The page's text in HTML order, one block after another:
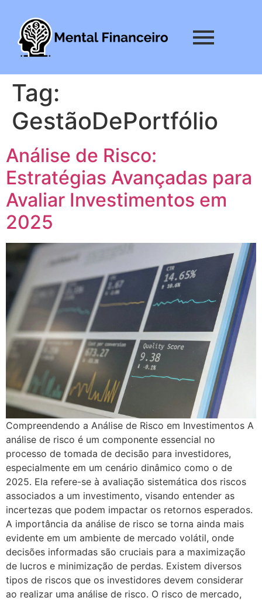
Tag:
GestãoDePortfólio
Análise de Risco:
Estratégias Avançadas para
Avaliar Investimentos em
2025
Compreendendo a Análise de Risco em Investimentos A
análise de risco é um componente essencial no
processo de tomada de decisão para investidores,
especialmente em um cenário dinâmico como o de
2025. Ela refere-se à avaliação sistemática dos riscos
associados a um investimento, visando entender as
incertezas que podem impactar os retornos esperados.
A importância da análise de risco se torna ainda mais
evidente em um ambiente de mercado volátil, onde
decisões informadas são cruciais para a maximização
de lucros e minimização de perdas. Existem diversos
tipos de riscos que os investidores devem considerar
ao realizar uma análise de risco. O risco de mercado,